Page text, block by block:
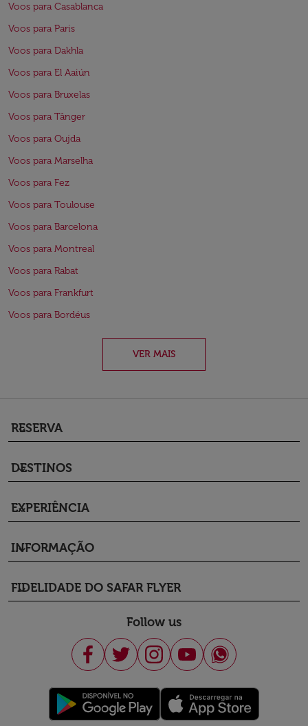
Voos para Casablanca
Voos para Paris
Voos para Dakhla
Voos para El Aaiún
Voos para Bruxelas
Voos para Tânger
Voos para Oujda
Voos para Marselha
Voos para Fez
Voos para Toulouse
Voos para Barcelona
Voos para Montreal
Voos para Rabat
Voos para Frankfurt
Voos para Bordéus
VER MAIS
RESERVA
keyboard_arrow_down
DESTINOS
keyboard_arrow_down
EXPERIÊNCIA
keyboard_arrow_down
INFORMAÇÃO
keyboard_arrow_down
FIDELIDADE DO SAFAR FLYER
keyboard_arrow_down
Follow us